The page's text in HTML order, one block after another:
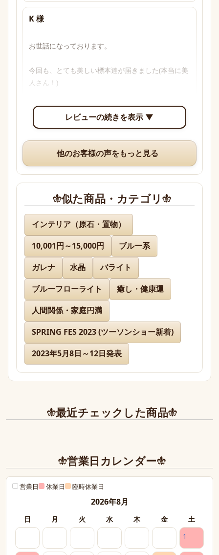
K 様
お世話になっております。
今回も、とても美しい標本達が届きました(本当に美
人さん！)
透明感のあるブルーからパープル、多色性がはっき
り確認できて眺めていて楽しいです。
いつも、丁寧な梱包や手書きのメッセージ、そして
素敵なオマケまでありがとうございますm(*_ _)m
名無し 様
先日通販を利用させて頂きましたが迅速に対応、お
送り下さりまして有難うございました。
どのお品物も画像で見た以上に美しく、お迎えでき
て本当に嬉しかったです。
また、丁寧であたたかいお手紙やプレゼントまで同
封下さり有難うございました！感激致しました。
また今後とも利用させて頂きたく染み入りました。
本当にありがとうございました。
レビューの続きを表示 ▼
他のお客様の声をもっと見る
似た商品・カテゴリ
インテリア（原石・置物）
10,001円～15,000円
ブルー系
ガレナ
水晶
バライト
ブルーフローライト
癒し・健康運
人間関係・家庭円満
SPRING FES 2023 (ツーソンショー新着)
2023年5月8日～12日発表
最近チェックした商品
営業日カレンダー
営業日 休業日 臨時休業日
2026年8月
日 月 火 水 木 金
土
1